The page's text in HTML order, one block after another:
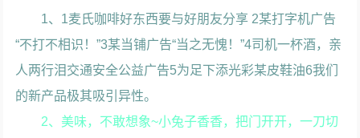
1、1麦氏咖啡好东西要与好朋友分享 2某打字机广告
“不打不相识！”3某当铺广告“当之无愧！”4司机一杯酒，亲
人两行泪交通安全公益广告5为足下添光彩某皮鞋油6我们
的新产品极其吸引异性。
2、美味，不敢想象~小兔子香香，把门开开，一刀切